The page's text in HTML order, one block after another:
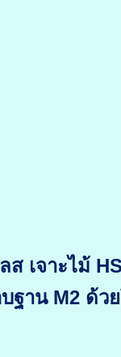
ส เจาะไม้
ฐาน M2 ด้ว